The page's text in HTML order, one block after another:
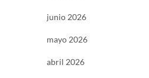
junio 2026
mayo 2026
abril 2026